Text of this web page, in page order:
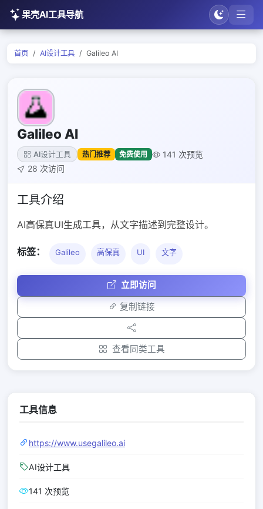
果壳AI工具导航
首页 AI设计工具 Galileo AI
Galileo AI
AI设计工具 热门推荐 免费使用
141 次预览
28 次访问
工具介绍
AI高保真UI生成工具，从文字描述到完整设计。
标签： Galileo 高保真 UI 文字
立即访问
复制链接
查看同类工具
工具信息
https://www.usegalileo.ai
AI设计工具
141 次预览